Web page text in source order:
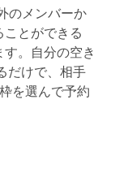
のメンバーか
とができる
す。自分の空き
だけで、相手
を選んで予約